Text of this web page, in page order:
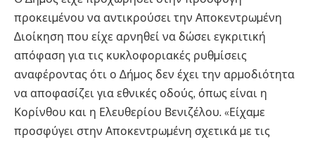
προκειµένου να αντικρούσει την Αποκεντρωµένη
∆ιοίκηση που είχε αρνηθεί να δώσει εγκριτική
απόφαση για τις κυκλοφοριακές ρυθµίσεις
αναφέροντας ότι ο ∆ήµος δεν έχει την αρµοδιότητα
να αποφασίζει για εθνικές οδούς, όπως είναι η
Κορίνθου και η Ελευθερίου Βενιζέλου. «Είχαµε
προσφύγει στην Αποκεντρωµένη σχετικά µε τις